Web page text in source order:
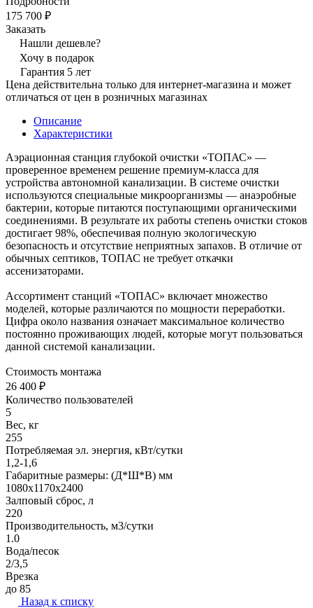
175 700 ₽
Заказать
Нашли дешевле?
Хочу в подарок
Гарантия 5 лет
Цена действительна только для интернет-магазина и может
отличаться от цен в розничных магазинах
Описание
Характеристики
Аэрационная станция глубокой очистки «ТОПАС» —
проверенное временем решение премиум-класса для
устройства автономной канализации. В системе очистки
используются специальные микроорганизмы — анаэробные
бактерии, которые питаются поступающими органическими
соединениями. В результате их работы степень очистки стоков
достигает 98%, обеспечивая полную экологическую
безопасность и отсутствие неприятных запахов. В отличие от
обычных септиков, ТОПАС не требует откачки
ассенизаторами.
Ассортимент станций «ТОПАС» включает множество
моделей, которые различаются по мощности переработки.
Цифра около названия означает максимальное количество
постоянно проживающих людей, которые могут пользоваться
данной системой канализации.
Стоимость монтажа
26 400 ₽
Количество пользователей
5
Вес, кг
255
Потребляемая эл. энергия, кВт/сутки
1,2-1,6
Габаритные размеры: (Д*Ш*В) мм
1080х1170х2400
Залповый сброс, л
220
Производительность, м3/сутки
1.0
Вода/песок
2/3,5
Врезка
до 85
Назад к списку